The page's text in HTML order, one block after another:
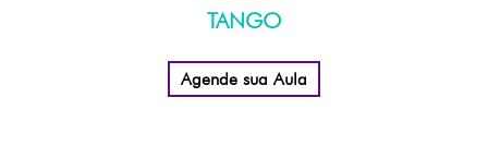
TANGO
Agende sua Aula